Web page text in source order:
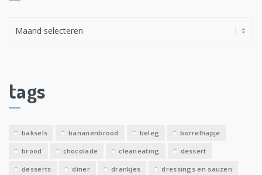
e
v
tags
baksels bananenbrood beleg borrelhapje
brood chocolade cleaneating dessert
desserts diner drankjes dressings en sauzen